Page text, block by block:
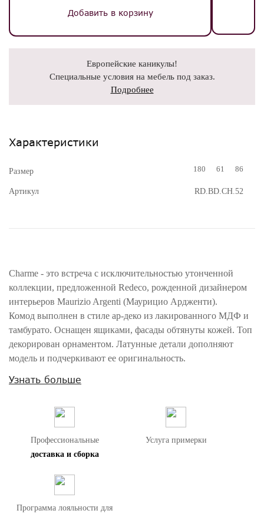
Добавить в корзину
Европейские каникулы!
Специальные условия на мебель под заказ.
Подробнее
Характеристики
Размер 180 61 86
Артикул RD.BD.CH.52
Charme - это встреча с исключительностью утонченной
коллекции, предложенной Redeco, рожденной дизайнером
интерьеров Maurizio Argenti (Маурицио Ардженти).
Комод выполнен в стиле ар-деко из лакированного МДФ и
тамбурато. Оснащен ящиками, фасады обтянуты кожей. Топ
декорирован орнаментом. Латунные детали дополняют
модель и подчеркивают ее оригинальность.
Внимание! Цвета предметов на изображениях могут отличаться из-за
Узнать больше
Профессиональные
доставка и сборка
Услуга примерки
Программа лояльности для